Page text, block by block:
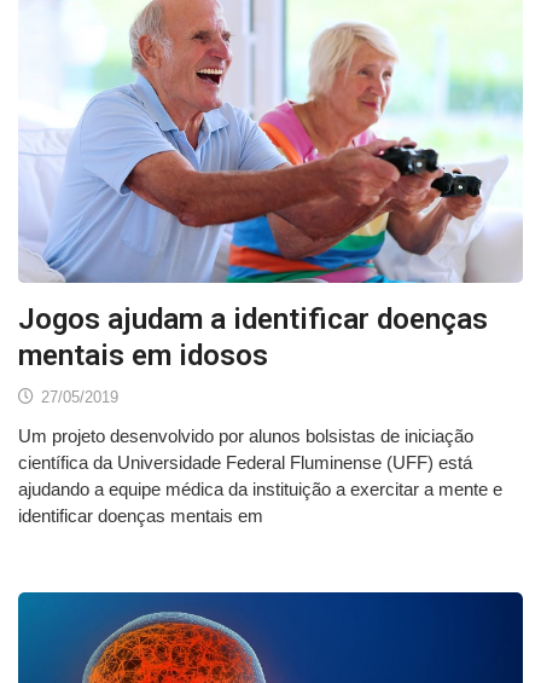
Jogos ajudam a identificar doenças
mentais em idosos
27/05/2019
Um projeto desenvolvido por alunos bolsistas de iniciação
científica da Universidade Federal Fluminense (UFF) está
ajudando a equipe médica da instituição a exercitar a mente e
identificar doenças mentais em